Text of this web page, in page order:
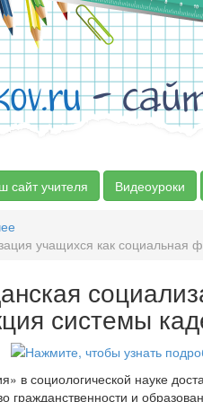
-
сайт учителя Видеоуроки
учащихся как социальная
системы
в социологической науке
гражданственности и